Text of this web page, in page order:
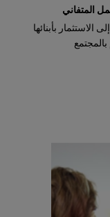
المتفاني
بأبنائها